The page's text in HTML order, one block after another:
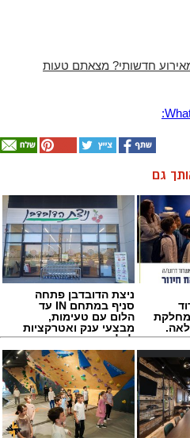
חדשותי? מצאתם טעות
גם
ניצת הדובדבן פתחה
סניף במתחם IN עד
הלום עם טעימות,
מבצעי ענק ואטרקציות
לכל המשפחה